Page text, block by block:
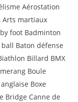
Aérostation
Arts martiaux
foot Badminton
Baton défense
Billard BMX
Boule
Boxe
Bridge Canne de